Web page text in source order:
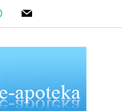
mail